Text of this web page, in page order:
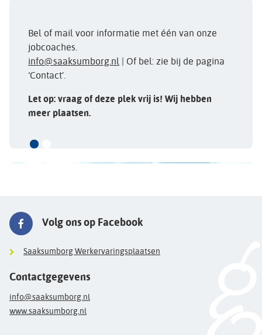
Bel of mail voor informatie met één van onze
jobcoaches.
info@saaksumborg.nl | Of bel: zie bij de pagina
‘Contact’.
Let op: vraag of deze plek vrij is! Wij hebben
meer plaatsen.
Volg ons op Facebook
Saaksumborg Werkervaringsplaatsen
Contactgegevens
info@saaksumborg.nl
www.saaksumborg.nl